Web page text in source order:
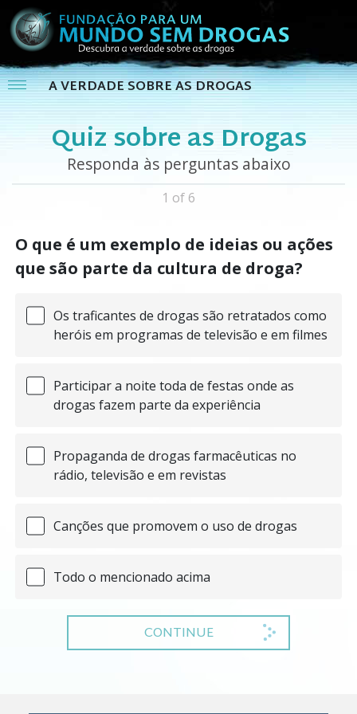
A VERDADE SOBRE AS DROGAS
Quiz sobre as Drogas
Responda às perguntas abaixo
1 of 6
O que é um exemplo de ideias ou ações
que são parte da cultura de droga?
Os traficantes de drogas são retratados como
heróis em programas de televisão e em filmes
Participar a noite toda de festas onde as
drogas fazem parte da experiência
Propaganda de drogas farmacêuticas no
rádio, televisão e em revistas
Canções que promovem o uso de drogas
Todo o mencionado acima
CONTINUE